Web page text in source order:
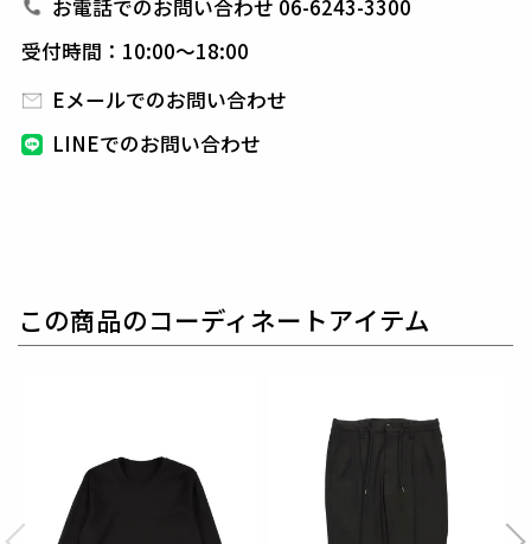
ローコードを内側に落とすことでベルト着用も可能な
2WAY仕様です。
り本水牛釦を採用しています。
SOFTINA 2WAY
表地 : ポリエステル63% レーヨン33% ポリウレタン
一度履いたら病みつき間違いなしのT/R(ポリエステ
ル/レーヨン)2WAYストレッチ素材です。
キックバッ
クが大変良く抜群の履き心地です。
お電話でのお問い合わせ 06-6243-3300
受付時間：10:00～18:00
Eメールでのお問い合わせ
LINEでのお問い合わせ
この商品のコーディネートアイテム